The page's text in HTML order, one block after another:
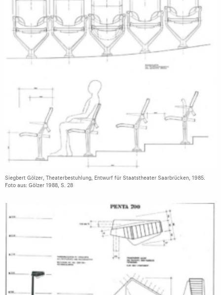
Siegbert Gölzer, Theaterbestuhlung, Entwurf für Staatstheater Saarbrücken, 1985.
Foto aus: Gölzer 1988, S. 28